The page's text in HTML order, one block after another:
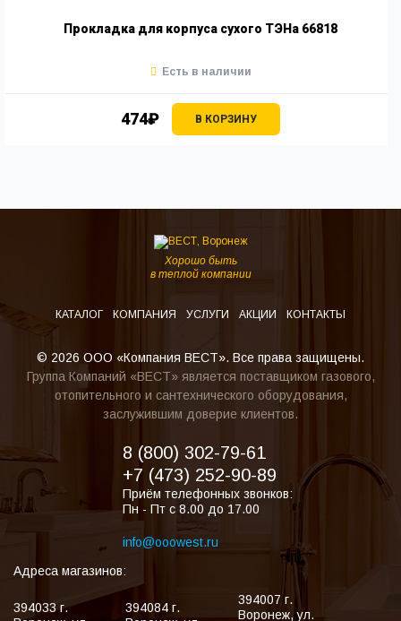
Прокладка для корпуса сухого ТЭНа 66818
474₽ В КОРЗИНУ
Есть в наличии
Хорошо быть
в теплой компании
КАТАЛОГ КОМПАНИЯ УСЛУГИ АКЦИИ КОНТАКТЫ
© 2026 ООО «Компания ВЕСТ». Все права защищены.
Группа Компаний «ВЕСТ» является поставщиком газового,
отопительного и сантехнического оборудования,
заслужившим доверие клиентов.
8 (800) 302-79-61
+7 (473) 252-90-89
Приём телефонных звонков:
Пн - Пт с 8.00 до 17.00
info@ooowest.ru
Адреса магазинов:
394033 г.
394084 г.
394007 г.
Воронеж,ул.